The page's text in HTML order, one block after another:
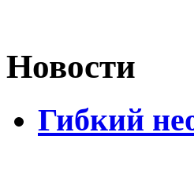
Новости
Гибкий